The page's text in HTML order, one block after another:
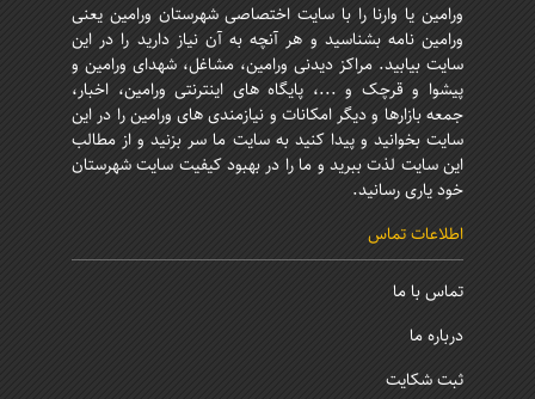
ورامین یا وارنا را با سایت اختصاصی شهرستان ورامین یعنی
ورامین نامه بشناسید و هر آنچه به آن نیاز دارید را در این
سایت بیابید. مراکز دیدنی ورامین، مشاغل، شهدای ورامین و
پیشوا و قرچک و ...، پایگاه های اینترنتی ورامین، اخبار،
جمعه بازارها و دیگر امکانات و نیازمندی های ورامین را در این
سایت بخوانید و پیدا کنید به سایت ما سر بزنید و از مطالب
این سایت لذت ببرید و ما را در بهبود کیفیت سایت شهرستان
خود یاری رسانید.
اطلاعات تماس
تماس با ما
درباره ما
ثبت شکایت